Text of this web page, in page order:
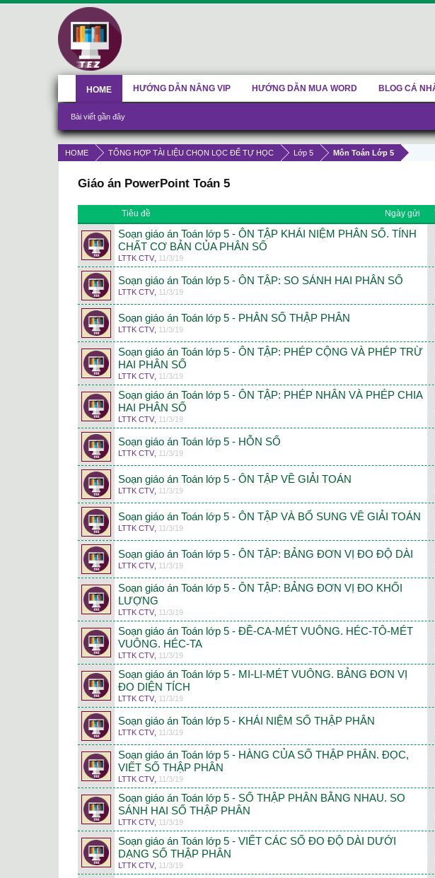
HOME TỔNG HỢP TÀI LIỆU CHỌN LỌC ĐỂ TỰ HỌC Lớp 5 Môn Toán Lớp 5
Giáo án PowerPoint Toán 5
Tiêu đề Ngày gửi
Soạn giáo án Toán lớp 5 - ÔN TẬP KHÁI NIỆM PHÂN SỐ. TÍNH
CHẤT CƠ BẢN CỦA PHÂN SỐ
LTTK CTV 11/3/19
Soạn giáo án Toán lớp 5 - ÔN TẬP: SO SÁNH HAI PHÂN SỐ
LTTK CTV 11/3/19
Soạn giáo án Toán lớp 5 - PHÂN SỐ THẬP PHÂN
LTTK CTV 11/3/19
Soạn giáo án Toán lớp 5 - ÔN TẬP: PHÉP CỘNG VÀ PHÉP TRỪ
HAI PHÂN SỐ
LTTK CTV 11/3/19
Soạn giáo án Toán lớp 5 - ÔN TẬP: PHÉP NHÂN VÀ PHÉP CHIA
HAI PHÂN SỐ
LTTK CTV 11/3/19
Soạn giáo án Toán lớp 5 - HỖN SỐ
LTTK CTV 11/3/19
Soạn giáo án Toán lớp 5 - ÔN TẬP VỀ GIẢI TOÁN
LTTK CTV 11/3/19
Soạn giáo án Toán lớp 5 - ÔN TẬP VÀ BỔ SUNG VỀ GIẢI TOÁN
LTTK CTV 11/3/19
Soạn giáo án Toán lớp 5 - ÔN TẬP: BẢNG ĐƠN VỊ ĐO ĐỘ DÀI
LTTK CTV 11/3/19
Soạn giáo án Toán lớp 5 - ÔN TẬP: BẢNG ĐƠN VỊ ĐO KHỐI
LƯỢNG
LTTK CTV 11/3/19
Soạn giáo án Toán lớp 5 - ĐỀ-CA-MÉT VUÔNG. HÉC-TÔ-MÉT
VUÔNG. HÉC-TA
LTTK CTV 11/3/19
Soạn giáo án Toán lớp 5 - MI-LI-MÉT VUÔNG. BẢNG ĐƠN VỊ
ĐO DIỆN TÍCH
LTTK CTV 11/3/19
Soạn giáo án Toán lớp 5 - KHÁI NIỆM SỐ THẬP PHÂN
LTTK CTV 11/3/19
Soạn giáo án Toán lớp 5 - HÀNG CỦA SỐ THẬP PHÂN. ĐỌC,
VIẾT SỐ THẬP PHÂN
LTTK CTV 11/3/19
Soạn giáo án Toán lớp 5 - SỐ THẬP PHÂN BẰNG NHAU. SO
SÁNH HAI SỐ THẬP PHÂN
LTTK CTV 11/3/19
Soạn giáo án Toán lớp 5 - VIẾT CÁC SỐ ĐO ĐỘ DÀI DƯỚI
DẠNG SỐ THẬP PHÂN
LTTK CTV 11/3/19
HOME
Bài viết gần đây
HƯỚNG DẪN NÂNG VIP HƯỚNG DẪN MUA WORD BLOG CÁ